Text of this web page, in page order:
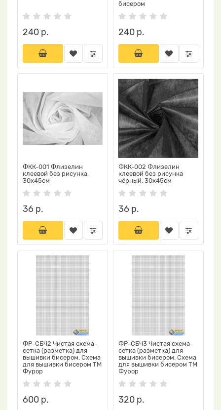
240 р.
бисером
240 р.
ФКК-001 Флизелин
клеевой без рисунка,
30х45см
36 р.
ФКК-002 Флизелин
клеевой без рисунка
чёрный, 30х45см
36 р.
ФР-СБЧ2 Чистая схема-
сетка (разметка) для
вышивки бисером. Схема
для вышивки бисером ТМ
Фурор
600 р.
ФР-СБЧ3 Чистая схема-
сетка (разметка) для
вышивки бисером. Схема
для вышивки бисером ТМ
Фурор
320 р.